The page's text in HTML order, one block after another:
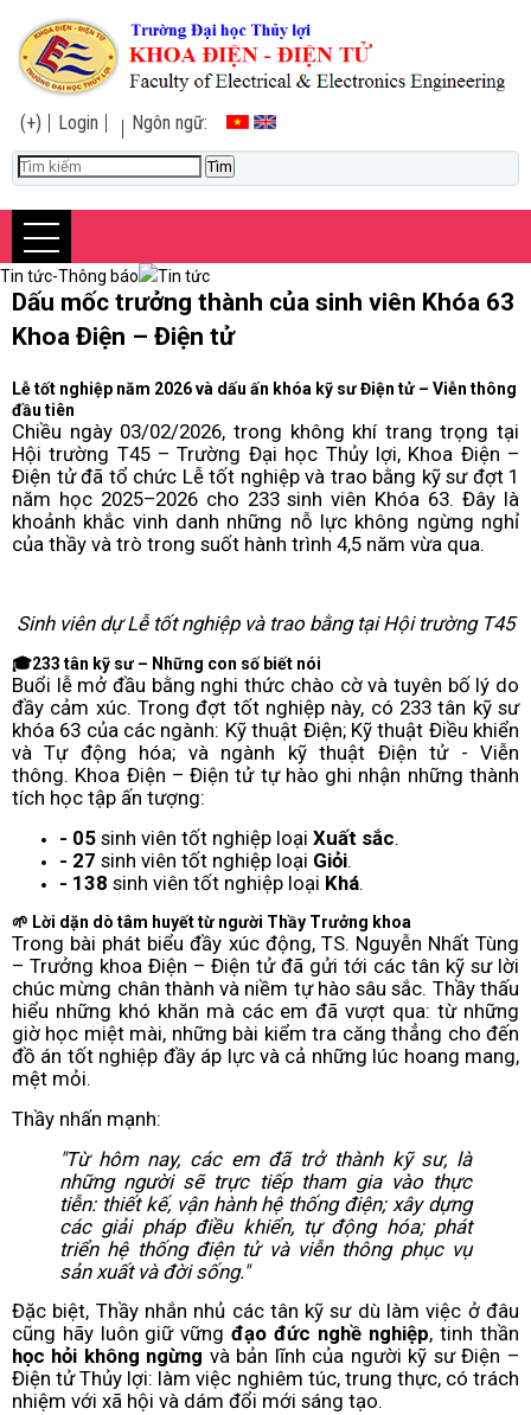
(+) Login Ngôn ngữ:
Tin tức-Thông báo Tin tức
Dấu mốc trưởng thành của sinh viên Khóa 63
Khoa Điện – Điện tử
Lễ tốt nghiệp năm 2026 và dấu ấn khóa kỹ sư Điện tử – Viễn thông
đầu tiên
Chiều ngày 03/02/2026, trong không khí trang trọng tại
Hội trường T45 – Trường Đại học Thủy lợi, Khoa Điện –
Điện tử đã tổ chức Lễ tốt nghiệp và trao bằng kỹ sư đợt 1
năm học 2025–2026 cho 233 sinh viên Khóa 63. Đây là
khoảnh khắc vinh danh những nỗ lực không ngừng nghỉ
của thầy và trò trong suốt hành trình 4,5 năm vừa qua.
Sinh viên dự Lễ tốt nghiệp và trao bằng tại Hội trường T45
🎓233 tân kỹ sư – Những con số biết nói
Buổi lễ mở đầu bằng nghi thức chào cờ và tuyên bố lý do
đầy cảm xúc. Trong đợt tốt nghiệp này, có 233 tân kỹ sư
khóa 63 của các ngành: Kỹ thuật Điện; Kỹ thuật Điều khiển
và Tự động hóa; và ngành kỹ thuật Điện tử - Viễn
thông. Khoa Điện – Điện tử tự hào ghi nhận những thành
tích học tập ấn tượng:
- 05 sinh viên tốt nghiệp loại Xuất sắc.
- 27 sinh viên tốt nghiệp loại Giỏi.
- 138 sinh viên tốt nghiệp loại Khá.
🌱 Lời dặn dò tâm huyết từ người Thầy Trưởng khoa
Trong bài phát biểu đầy xúc động, TS. Nguyễn Nhất Tùng
– Trưởng khoa Điện – Điện tử đã gửi tới các tân kỹ sư lời
chúc mừng chân thành và niềm tự hào sâu sắc. Thầy thấu
hiểu những khó khăn mà các em đã vượt qua: từ những
giờ học miệt mài, những bài kiểm tra căng thẳng cho đến
đồ án tốt nghiệp đầy áp lực và cả những lúc hoang mang,
mệt mỏi.
Thầy nhấn mạnh:
"Từ hôm nay, các em đã trở thành kỹ sư, là
những người sẽ trực tiếp tham gia vào thực
tiễn: thiết kế, vận hành hệ thống điện; xây dựng
các giải pháp điều khiển, tự động hóa; phát
triển hệ thống điện tử và viễn thông phục vụ
sản xuất và đời sống."
Đặc biệt, Thầy nhắn nhủ các tân kỹ sư dù làm việc ở đâu
cũng hãy luôn giữ vững đạo đức nghề nghiệp, tinh thần
học hỏi không ngừng và bản lĩnh của người kỹ sư Điện –
Điện tử Thủy lợi: làm việc nghiêm túc, trung thực, có trách
nhiệm với xã hội và dám đổi mới sáng tạo.